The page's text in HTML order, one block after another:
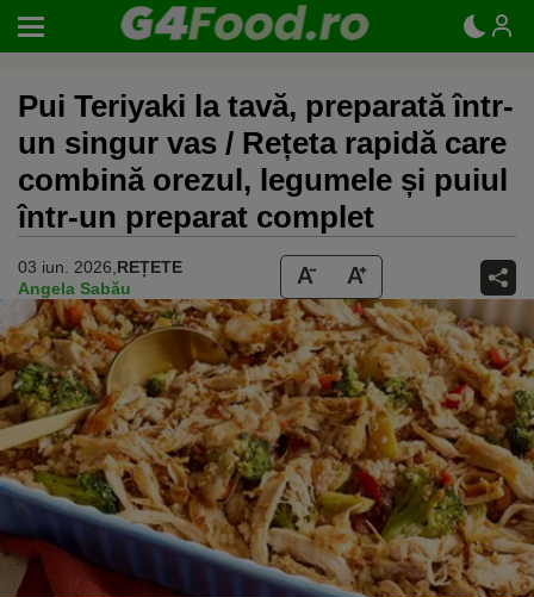
Pui Teriyaki la tavă, preparată într-
un singur vas / Rețeta rapidă care
combină orezul, legumele și puiul
într-un preparat complet
03 iun. 2026, REȚETE
Angela Sabău